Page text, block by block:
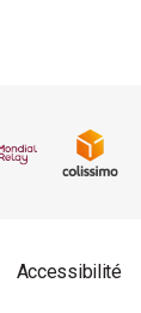
Accessibilité